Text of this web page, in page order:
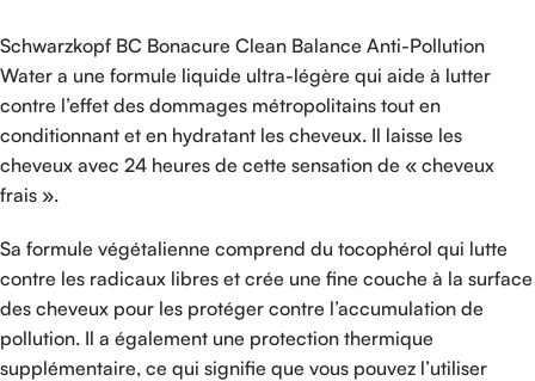
Schwarzkopf BC Bonacure Clean Balance Anti-Pollution
Water a une formule liquide ultra-légère qui aide à lutter
contre l’effet des dommages métropolitains tout en
conditionnant et en hydratant les cheveux. Il laisse les
cheveux avec 24 heures de cette sensation de « cheveux
frais ».
Sa formule végétalienne comprend du tocophérol qui lutte
contre les radicaux libres et crée une fine couche à la surface
des cheveux pour les protéger contre l’accumulation de
pollution. Il a également une protection thermique
supplémentaire, ce qui signifie que vous pouvez l’utiliser